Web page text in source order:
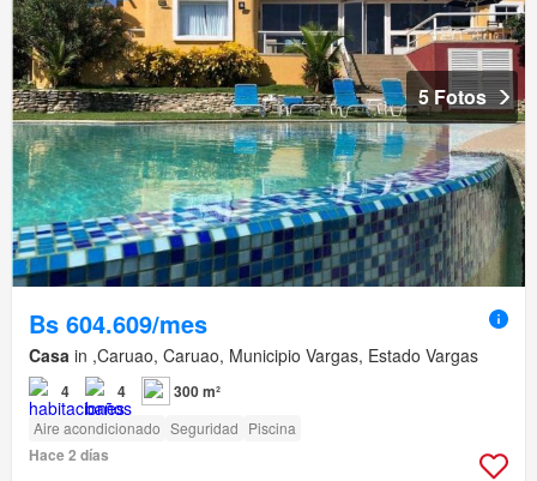
5 Fotos
Bs 604.609/mes
Casa in ,Caruao, Caruao, Municipio Vargas, Estado Vargas
4 4 300 m²
Aire acondicionado Seguridad Piscina
Hace 2 días